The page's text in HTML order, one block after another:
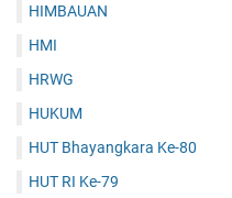
HIMBAUAN
HMI
HRWG
HUKUM
HUT Bhayangkara Ke-80
HUT RI Ke-79